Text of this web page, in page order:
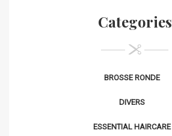
Categories
BROSSE RONDE
DIVERS
ESSENTIAL HAIRCARE